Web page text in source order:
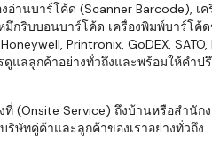
านบาร์โค้ด (Scanner Barcode), เ
กริบบอนบาร์โค้ด เครื่องพิมพ์บาร์โค้
Printronix, GoDEX,
แลลูกค้าอย่างทั่วถึงและพร้อมให้คำ
(Onsite Service) ถึงบ้านหรือสำนัก
ษัทคู่ค้าและลูกค้าของเราอย่างทั่วถึง